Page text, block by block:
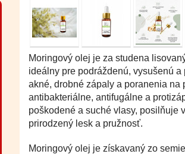
Moringový olej je za studena
ideálny pre podráždenú, vysušenú
akné, drobné zápaly a poranenia
antibakteriálne, antifugálne a
poškodené a suché vlasy, posilňuje
prirodzený lesk a pružnosť.
Moringový olej je získavaný zo